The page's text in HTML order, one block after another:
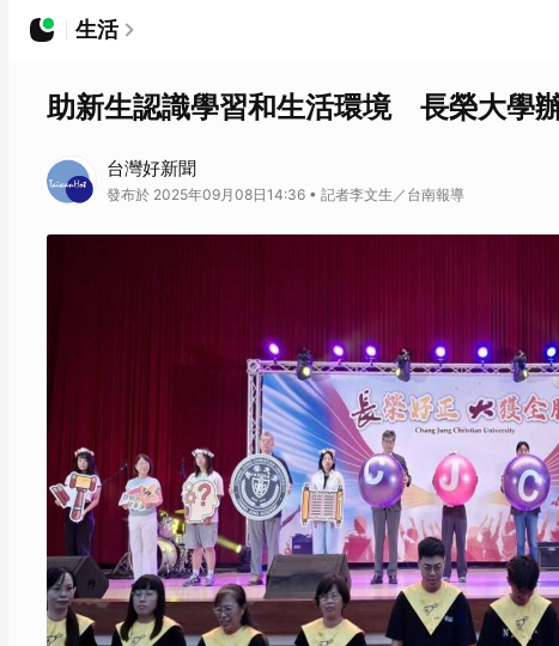
生活
助新生認識學習和生活環境 長榮大學
台灣好新聞
發布於 2025年09月08日14:36 • 記者李文生／台南報導